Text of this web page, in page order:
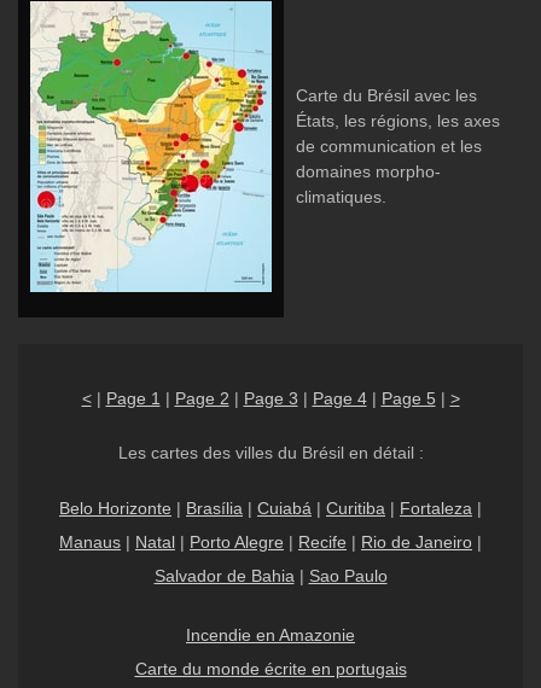
Carte du Brésil avec les
États, les régions, les axes
de communication et les
domaines morpho-
climatiques.
<| Page 1 | Page 2 | Page 3 | Page 4| Page 5 | >
Les cartes des villes du Brésil en détail :
Belo Horizonte | Brasília | Cuiabá | Curitiba | Fortaleza |
Manaus | Natal | Porto Alegre | Recife | Rio de Janeiro |
Salvador de Bahia | Sao Paulo
Incendie en Amazonie
Carte du monde écrite en portugais